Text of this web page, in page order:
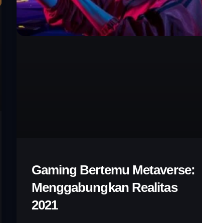
Gaming Bertemu Metaverse:
Menggabungkan Realitas
2021